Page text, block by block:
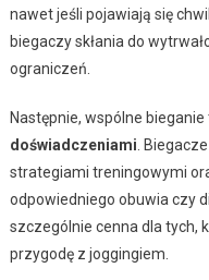
nawet jeśli pojawiają się
biegaczy skłania do
ograniczeń.
Następnie, wspólne
doświadczeniami.
strategiami treningowymi
odpowiedniego obuwia czy
szczególnie cenna dla tych,
przygodę z joggingiem.